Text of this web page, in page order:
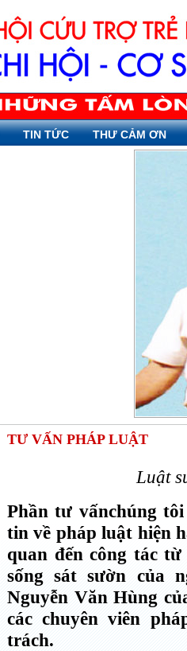
TIN TỨC THƯ CẢM ƠN
TƯ VẤN PHÁP LUẬT
Luật
Phần tư vấnchúng
tin về pháp luật hiện
quan đến công tác
sống sát sườn của
Nguyễn Văn Hùng
các chuyên viên
trách.